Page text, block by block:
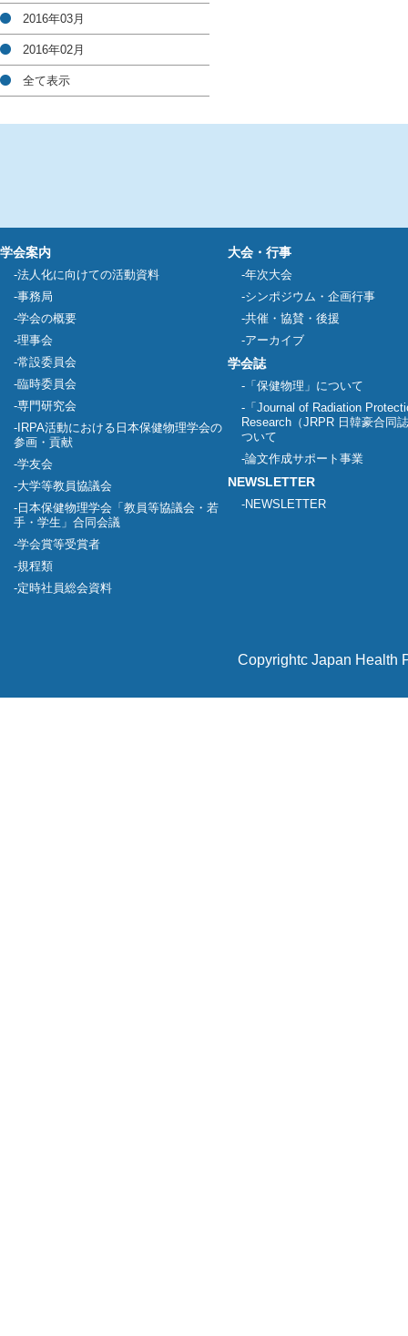
2016年03月
2016年02月
全て表示
学会案内
法人化に向けての活動資料
事務局
学会の概要
理事会
常設委員会
臨時委員会
専門研究会
IRPA活動における日本保健物理学会の
参画・貢献
学友会
大学等教員協議会
日本保健物理学会「教員等協議会・若
手・学生」合同会議
学会賞等受賞者
規程類
定時社員総会資料
大会・行事
年次大会
シンポジウム・企画行事
共催・協賛・後援
アーカイブ
学会誌
「保健物理」について
「Journal of Radiation
Research（JRPR 日韓豪合同
ついて
論文作成サポート事業
NEWSLETTER
NEWSLETTER
Copyrightc Japan Health